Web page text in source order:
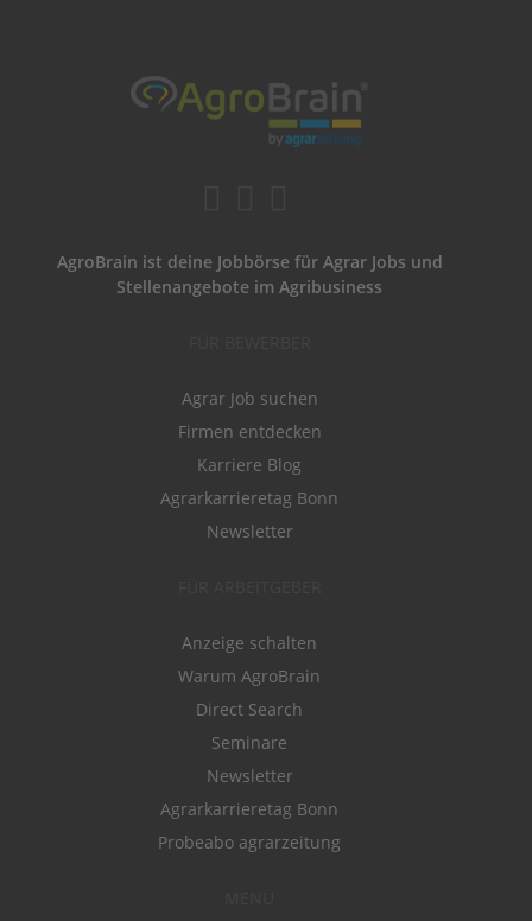
AgroBrain ist deine Jobbörse für Agrar Jobs und
Stellenangebote im Agribusiness
Agrar Job suchen
Firmen entdecken
Karriere Blog
Agrarkarrieretag Bonn
Newsletter
Anzeige schalten
Warum AgroBrain
Direct Search
Seminare
Newsletter
Agrarkarrieretag Bonn
Probeabo agrarzeitung